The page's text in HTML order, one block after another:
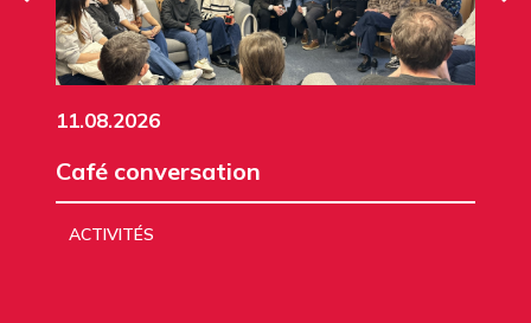
11.08.2026
Café conversation
ACTIVITÉS